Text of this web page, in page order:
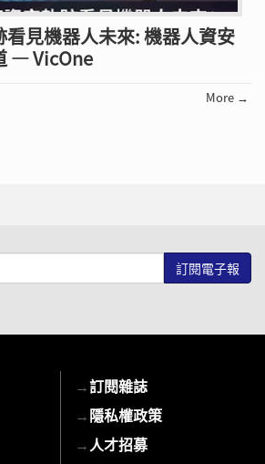
見機器人未來: 機器人資安
— VicOne
More →
→訂閱雜誌
→隱私權政策
→人才招募